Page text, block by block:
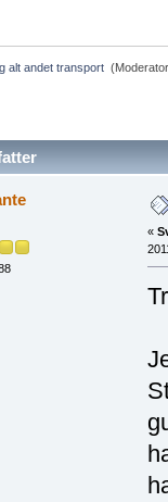
alt andet transport
gange)
«